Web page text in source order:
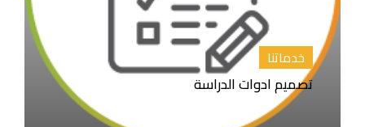
خدماتنا
تصميم ادوات الدراسة